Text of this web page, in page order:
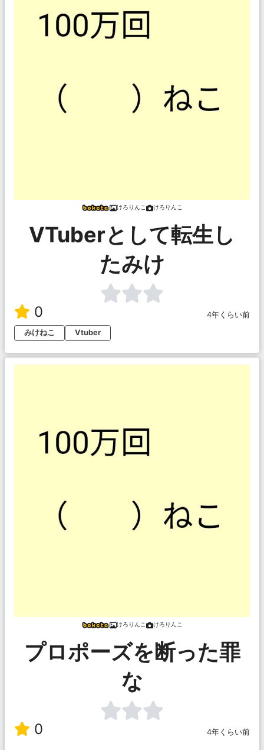
けろりんこ けろりんこ
VTuberとして転生し
たみけ
0
4年くらい前
みけねこ
Vtuber
けろりんこ けろりんこ
プロポーズを断った罪
な
0 4年くらい前